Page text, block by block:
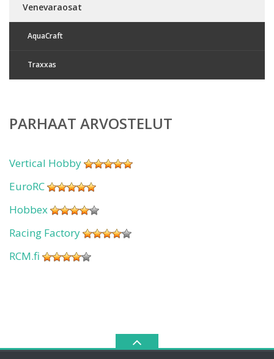
Venevaraosat
AquaCraft
Traxxas
PARHAAT ARVOSTELUT
Vertical Hobby
EuroRC
Hobbex
Racing Factory
RCM.fi